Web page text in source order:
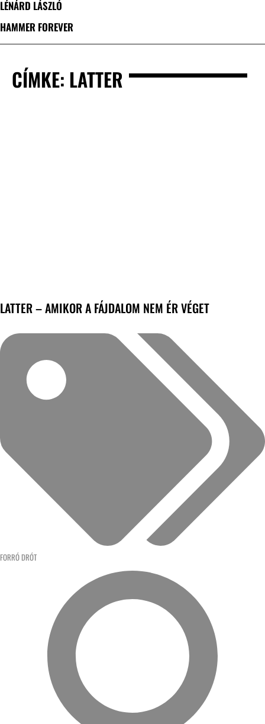
LÉNÁRD LÁSZLÓ
HAMMER FOREVER
CÍMKE: LATTER
LATTER – AMIKOR A FÁJDALOM NEM ÉR VÉGET
FORRÓ DRÓT